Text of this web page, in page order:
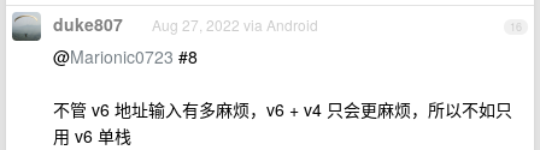
16
duke807 Aug 27, 2022 via Android
@Marionic0723 #8
不管 v6 地址输入有多麻烦，v6 + v4 只会更麻烦，所以不如只
用 v6 单栈